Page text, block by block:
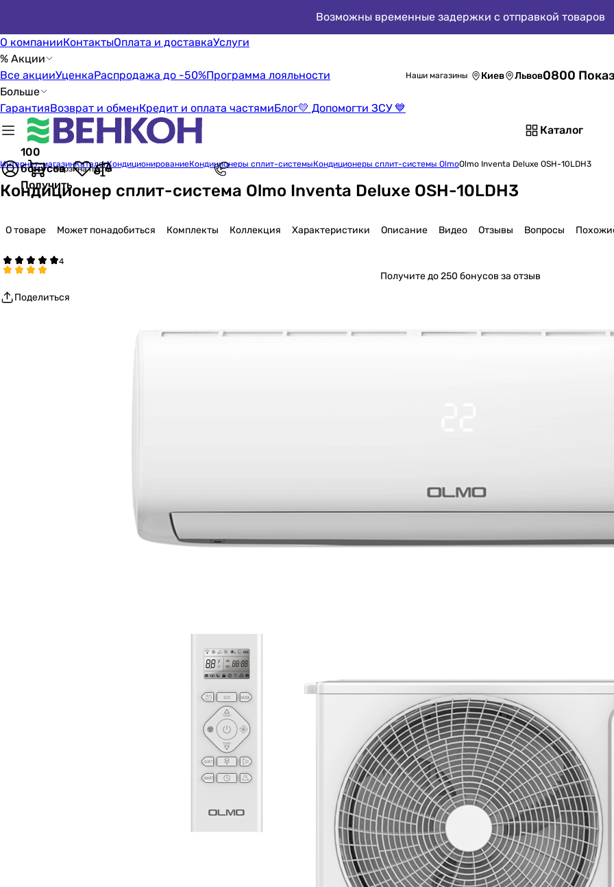
Возможны временные задержки с отправкой товаров
О компанииКонтактыОплата и доставкаУслуги
% Акции
Все акцииУценкаРаспродажа до -50%Программа лояльности
Больше
ГарантияВозврат и обменКредит и оплата частямиБлог💛 Допомогти ЗСУ 💙
Наши магазины Киев Львов0800
Каталог
100
бонусов
Получить
Корзина пуста
Интернет-магазинКаталогКондиционированиеКондиционеры сплит-системыКондиционеры сплит-системы OlmoOlmo Inventa Deluxe OSH-10LDH3
Кондиционер сплит-система Olmo Inventa Deluxe OSH-10LDH3
О товаре Может понадобиться Комплекты Коллекция Характеристики Описание Видео Отзывы Вопросы
Получитедо 250 бонусов за отзыв
Поделиться